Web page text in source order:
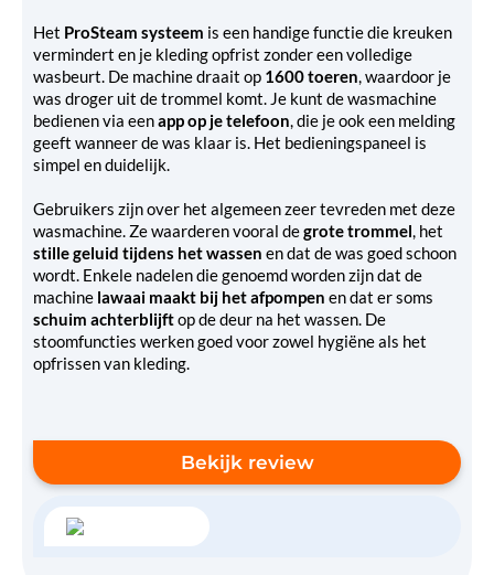
Het ProSteam systeem is een handige functie die kreuken
vermindert en je kleding opfrist zonder een volledige
wasbeurt. De machine draait op 1600 toeren, waardoor je
was droger uit de trommel komt. Je kunt de wasmachine
bedienen via eenapp op je telefoon, die je ook een melding
geeft wanneer de was klaar is. Het bedieningspaneel is
simpel en duidelijk.
Gebruikers zijn over het algemeen zeer tevreden met deze
wasmachine. Ze waarderen vooral degrote trommel, het
stille geluid tijdens het wassen en dat de was goed schoon
wordt. Enkele nadelen die genoemd worden zijn dat de
machine lawaai maakt bij het afpompen en dat er soms
schuim achterblijftop de deur na het wassen. De
stoomfuncties werken goed voor zowel hygiëne als het
opfrissen van kleding.
Bekijk review